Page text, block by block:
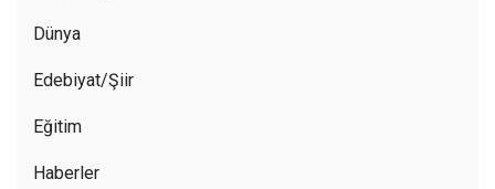
Dünya
Edebiyat/Şiir
Eğitim
Haberler